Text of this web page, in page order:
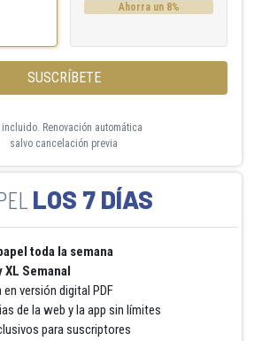
Ahorra un 8%
SUSCRÍBETE
incluido. Renovación automática
salvo cancelación previa
LOS 7 DÍAS
toda la semana
XL Semanal
versión digital PDF
de la web y la app sin límites
para suscriptores